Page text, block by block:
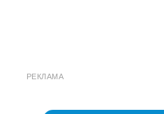
РЕКЛАМА